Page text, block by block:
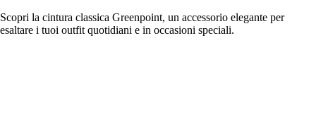
Scopri la cintura classica Greenpoint, un accessorio elegante per
esaltare i tuoi outfit quotidiani e in occasioni speciali.